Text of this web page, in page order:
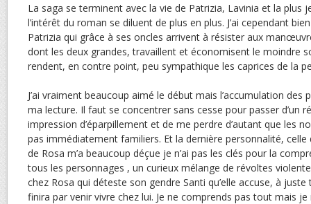
La saga se terminent avec la vie de Patrizia, Lavinia et la plus
l’intérêt du roman se diluent de plus en plus. J’ai cependant
Patrizia qui grâce à ses oncles arrivent à résister aux
dont les deux grandes, travaillent et économisent le moindre
rendent, en contre point, peu sympathique les caprices de la
J’ai vraiment beaucoup aimé le début mais l’accumulation des
ma lecture. Il faut se concentrer sans cesse pour passer d’un
impression d’éparpillement et de me perdre d’autant que les
pas immédiatement familiers. Et la dernière personnalité,
de Rosa m’a beaucoup déçue je n’ai pas les clés pour la
tous les personnages , un curieux mélange de révoltes
chez Rosa qui déteste son gendre Santi qu’elle accuse, à juste
finira par venir vivre chez lui. Je ne comprends pas tout mais je